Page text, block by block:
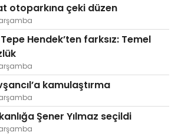
otoparkına çeki düzen
Hendek’ten farksız: Temel
kamulaştırma
Şener Yılmaz seçildi